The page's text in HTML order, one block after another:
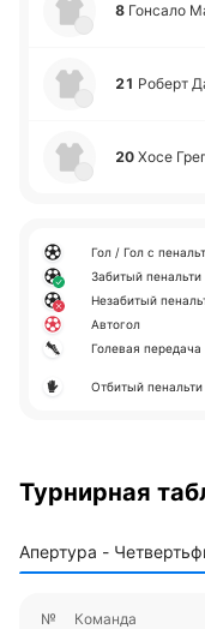
8 Го­нса­ло
21 Роберт
20 Хосе
Гол / Гол с
Забитый пенальти
Незабитый
Автогол
Голевая передача
Отбитый пенальти
Турнирная
Апертура -
№ Команда